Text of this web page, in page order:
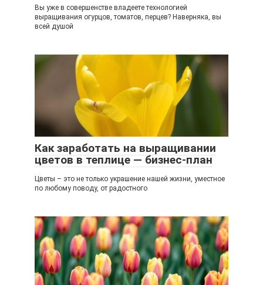
Вы уже в совершенстве владеете технологией
выращивания огурцов, томатов, перцев? Наверняка, вы
всей душой
Как заработать на выращивании
цветов в теплице — бизнес-план
Цветы – это не только украшение нашей жизни, уместное
по любому поводу, от радостного